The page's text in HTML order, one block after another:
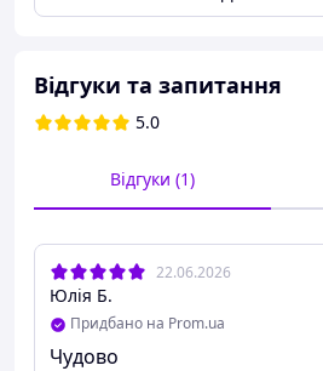
Комплектація
елементи
Відгуки та запитання
5.0
Відгуки (1)
22.06.2026
Юлія Б.
Придбано на Prom.ua
Чудово